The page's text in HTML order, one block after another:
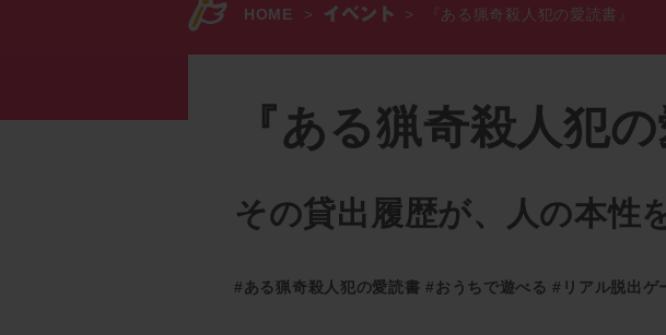
HOME > > 『ある猟奇殺人犯の愛読書』
『ある猟奇殺人犯の
その貸出履歴が、人の本性
#ある猟奇殺人犯の愛読書 #おうちで遊べる #リアル脱出ゲ